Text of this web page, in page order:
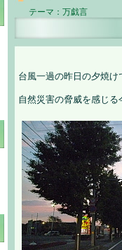
テーマ： 万戯言
台風一過の昨日の夕焼け
自然災害の脅威を感じ